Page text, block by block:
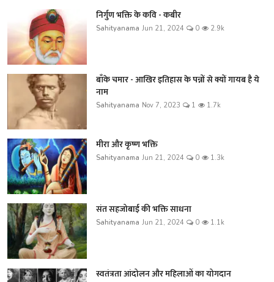
निर्गुण भक्ति के कवि - कबीर
Sahityanama Jun 21, 2024 0 2.9k
बाँके चमार - आखिर इतिहास के पन्नों से क्यों गायब है ये
नाम
Sahityanama Nov 7, 2023 1 1.7k
मीरा और कृष्ण भक्ति
Sahityanama Jun 21, 2024 0 1.3k
संत सहजोबाई की भक्ति साधना
Sahityanama Jun 21, 2024 0 1.1k
स्वतंत्रता आंदोलन और महिलाओं का योगदान